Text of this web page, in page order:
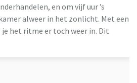
en om vijf uur ’s
alweer in het zonlicht. Met een
het ritme er toch weer in. Dit